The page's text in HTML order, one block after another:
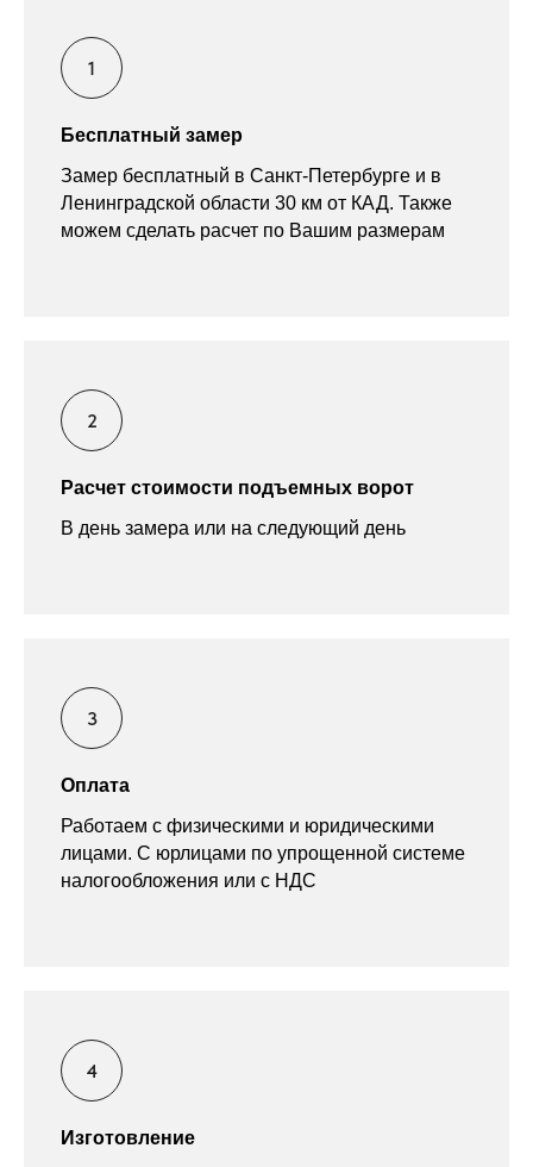
Бесплатный замер
Замер бесплатный в Санкт-Петербурге и в
Ленинградской области 30 км от КАД. Также
можем сделать расчет по Вашим размерам
Расчет стоимости подъемных ворот
В день замера или на следующий день
Оплата
Работаем с физическими и юридическими
лицами. С юрлицами по упрощенной системе
налогообложения или с НДС
Изготовление